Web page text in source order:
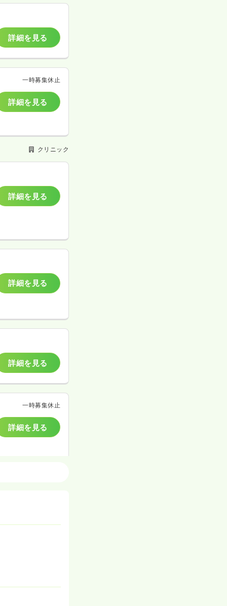
詳細を見る
一時募集休止
詳細を見る
クリニック
詳細を見る
詳細を見る
詳細を見る
一時募集休止
詳細を見る